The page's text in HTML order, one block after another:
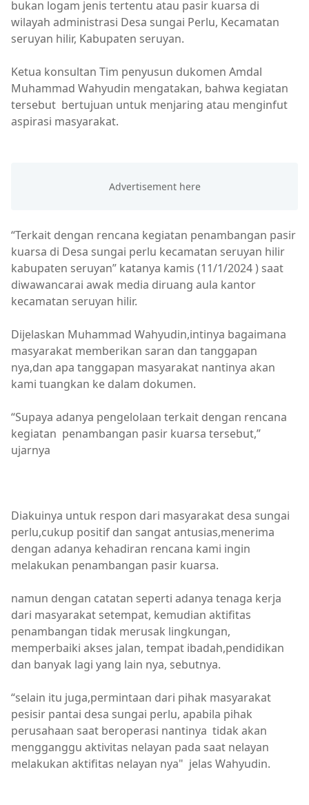
bukan logam jenis tertentu atau pasir kuarsa di
wilayah administrasi Desa sungai Perlu, Kecamatan
seruyan hilir, Kabupaten seruyan.
Ketua konsultan Tim penyusun dukomen Amdal
Muhammad Wahyudin mengatakan, bahwa kegiatan
tersebut bertujuan untuk menjaring atau menginfut
aspirasi masyarakat.
“Terkait dengan rencana kegiatan penambangan pasir
kuarsa di Desa sungai perlu kecamatan seruyan hilir
kabupaten seruyan” katanya kamis (11/1/2024 ) saat
diwawancarai awak media diruang aula kantor
kecamatan seruyan hilir.
Dijelaskan Muhammad Wahyudin,intinya bagaimana
masyarakat memberikan saran dan tanggapan
nya,dan apa tanggapan masyarakat nantinya akan
kami tuangkan ke dalam dokumen.
“Supaya adanya pengelolaan terkait dengan rencana
kegiatan penambangan pasir kuarsa tersebut,”
ujarnya
Diakuinya untuk respon dari masyarakat desa sungai
perlu,cukup positif dan sangat antusias,menerima
dengan adanya kehadiran rencana kami ingin
melakukan penambangan pasir kuarsa.
namun dengan catatan seperti adanya tenaga kerja
dari masyarakat setempat, kemudian aktifitas
penambangan tidak merusak lingkungan,
memperbaiki akses jalan, tempat ibadah,pendidikan
dan banyak lagi yang lain nya, sebutnya.
“selain itu juga,permintaan dari pihak masyarakat
pesisir pantai desa sungai perlu, apabila pihak
perusahaan saat beroperasi nantinya tidak akan
mengganggu aktivitas nelayan pada saat nelayan
melakukan aktifitas nelayan nya" jelas Wahyudin.